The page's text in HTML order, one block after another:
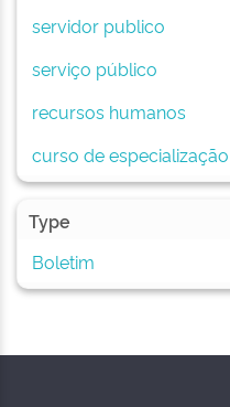
servidor publico
serviço público
recursos humanos
curso de especialização
Type
Boletim